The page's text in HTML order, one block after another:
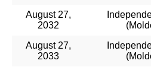
August 27,
2032
August 27,
2033